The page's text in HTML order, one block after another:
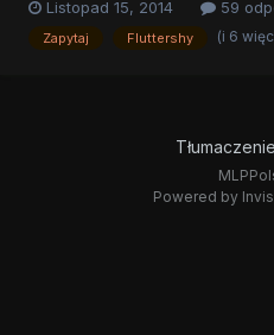
klasyczna zapytajka. Wszystkie
ciepłym i przytulnym archiwum,
Listopad 15, 2014 59
Zapytaj Fluttershy (i 6
Tłumaczenie
Powered by